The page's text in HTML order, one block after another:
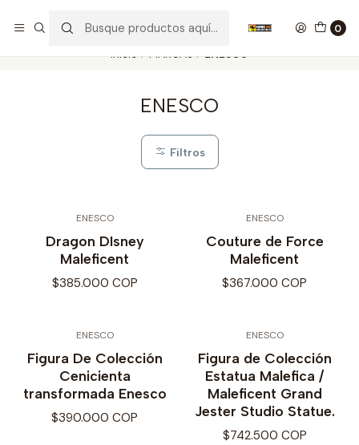
0
Inicio MARCAS ENESCO
ENESCO
Filtros
ENESCO
Dragon DIsney
Maleficent
$385.000 COP
ENESCO
Couture de Force
Maleficent
$367.000 COP
ENESCO
Figura De Colección
Cenicienta
transformada Enesco
$390.000 COP
ENESCO
Figura de Colección
Estatua Malefica /
Maleficent Grand
Jester Studio Statue.
$742.500 COP